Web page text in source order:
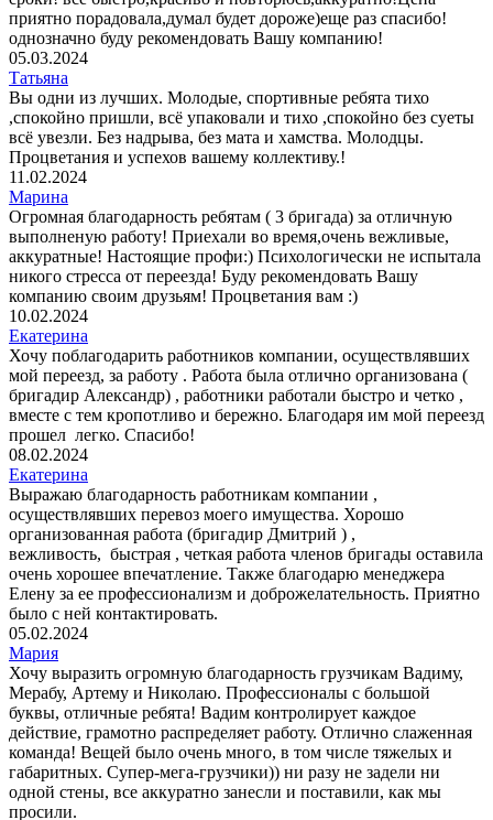
приятно порадовала,думал будет дороже)еще раз спасибо!
однозначно буду рекомендовать Вашу компанию!
05.03.2024
Татьяна
Вы одни из лучших. Молодые, спортивные ребята тихо
,спокойно пришли, всё упаковали и тихо ,спокойно без суеты
всё увезли. Без надрыва, без мата и хамства. Молодцы.
Процветания и успехов вашему коллективу.!
11.02.2024
Марина
Огромная благодарность ребятам ( 3 бригада) за отличную
выполненую работу! Приехали во время,очень вежливые,
аккуратные! Настоящие профи:) Психологически не испытала
никого стресса от переезда! Буду рекомендовать Вашу
компанию своим друзьям! Процветания вам :)
10.02.2024
Екатерина
Хочу поблагодарить работников компании, осуществлявших
мой переезд, за работу . Работа была отлично организована (
бригадир Александр) , работники работали быстро и четко ,
вместе с тем кропотливо и бережно. Благодаря им мой переезд
прошел легко. Спасибо!
08.02.2024
Екатерина
Выражаю благодарность работникам компании ,
осуществлявших перевоз моего имущества. Хорошо
организованная работа (бригадир Дмитрий ) ,
вежливость, быстрая , четкая работа членов бригады оставила
очень хорошее впечатление. Также благодарю менеджера
Елену за ее профессионализм и доброжелательность. Приятно
было с ней контактировать.
05.02.2024
Мария
Хочу выразить огромную благодарность грузчикам Вадиму,
Мерабу, Артему и Николаю. Профессионалы с большой
буквы, отличные ребята! Вадим контролирует каждое
действие, грамотно распределяет работу. Отлично слаженная
команда! Вещей было очень много, в том числе тяжелых и
габаритных. Супер-мега-грузчики)) ни разу не задели ни
одной стены, все аккуратно занесли и поставили, как мы
просили.